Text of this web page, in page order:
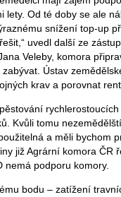
lety. Od té doby se ale
snížení top-up
uvedl další ze
Veleby, komora
Ústav
krav a porovnat
Kvůli tomu
a měli bychom
již Agrární komora
nemá podporu komory.
bodu – zatížení